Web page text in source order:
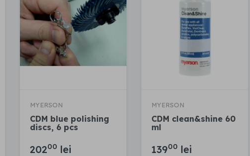
MYERSON
CDM blue polishing
discs, 6 pcs
20200 lei
MYERSON
CDM clean&shine 60
ml
13900 lei